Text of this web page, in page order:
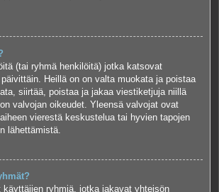
(tai ryhmä henkilöitä) jotka katsovat
Heillä on on valta muokata ja poistaa
siirtää, poistaa ja jakaa viestiketjuja niillä
valvojan oikeudet. Yleensä valvojat ovat
vierestä keskustelua tai hyvien tapojen
lähettämistä.
käyttäjien ryhmiä, jotka jakavat yhteisön